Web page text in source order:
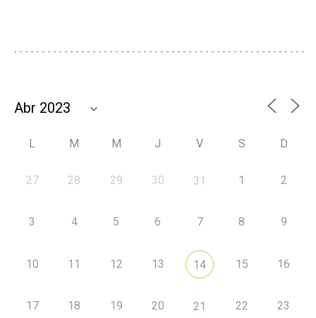
L M M J V S D
27 28 29 30 31 1 2
3 4 5 6 7 8 9
10 11 12 13 14 15 16
17 18 19 20 21 22 23